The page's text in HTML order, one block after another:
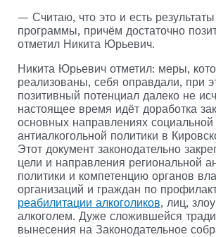
— Считаю, что это и есть
программы, причём достаточно
отметил Никита Юрьевич.
Никита Юрьевич отметил: меры,
реализованы, себя оправдали, при
позитивный потенциал далеко не
настоящее время идёт доработка
основных направлениях социальной
антиалкогольной политики в
Этот документ законодательно
цели и направления региональной
политики и компетенцию органов
организаций и граждан по
реабилитации алкоголиков, лиц,
алкоголем. Дуже сложившейся
вынесения на Законодательное